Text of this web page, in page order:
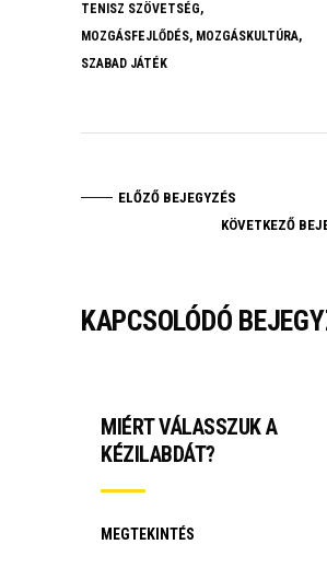
TENISZ SZÖVETSÉG,
MOZGÁSFEJLŐDÉS, MOZGÁSKULTÚRA,
SZABAD JÁTÉK
ELŐZŐ BEJEGYZÉS
KÖVETKEZŐ
KAPCSOLÓDÓ
MIÉRT VÁLASSZUK A
KÉZILABDÁT?
MEGTEKINTÉS